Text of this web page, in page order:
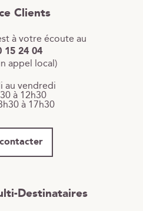
Clients
à votre écoute au
15 24 04
appel local)
au vendredi
à 12h30
à 17h30
Destinataires